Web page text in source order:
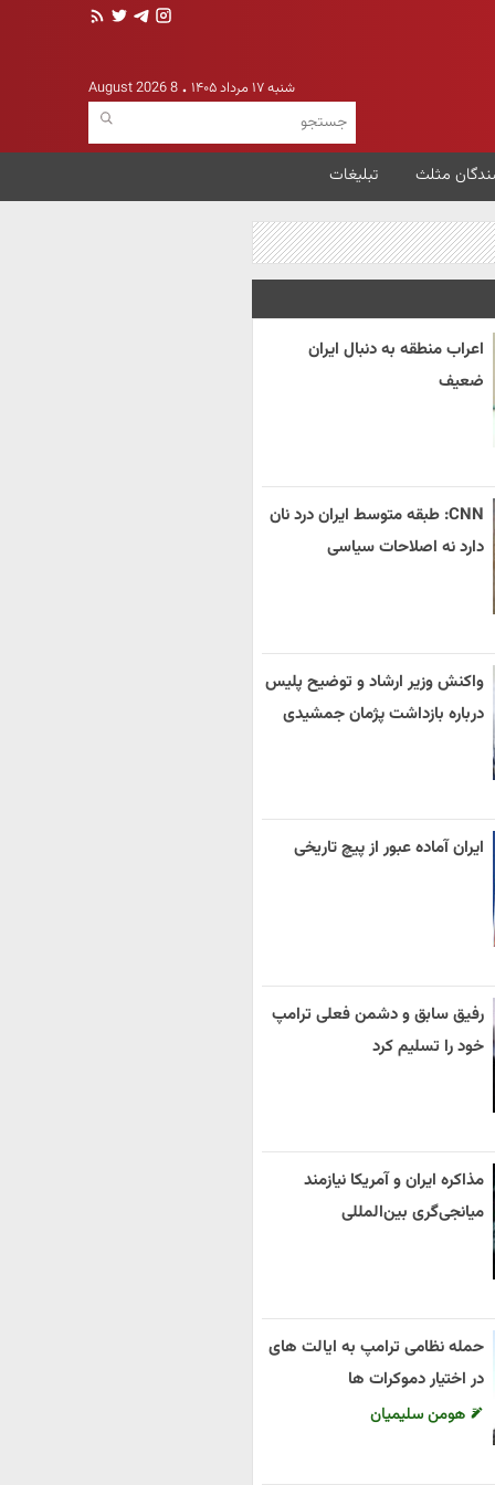
شنبه ۱۷ مرداد ۱۴۰۵ 8 August 2026
مثلث تبلیغات
اعراب منطقه به دنبال ایران
ضعیف
CNN: طبقه متوسط ایران درد نان
دارد نه اصلاحات سیاسی
واکنش وزیر ارشاد و توضیح پلیس
درباره بازداشت پژمان جمشیدی
ایران آماده عبور از پیچ تاریخی
رفیق سابق و دشمن فعلی ترامپ
خود را تسلیم کرد
مذاکره ایران و آمریکا نیازمند
میانجی‌گری بین‌المللی
حمله نظامی ترامپ به ایالت های
در اختیار دموکرات ها
هومن سلیمیان